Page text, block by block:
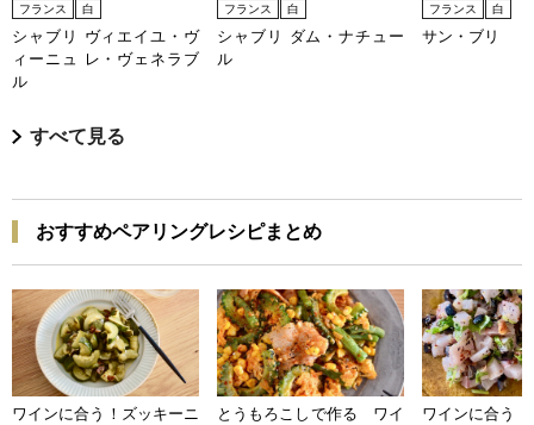
フランス 白
シャブリ ヴィエイユ・ヴ
ィーニュ レ・ヴェネラブ
ル
フランス 白
シャブリ ダム・ナチュー
ル
フランス 白
サン・ブリ
すべて見る
おすすめペアリングレシピまとめ
ワインに合う！ズッキーニ
とうもろこしで作る ワイ
ワインに合う